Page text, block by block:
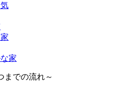
家
までの流れ～